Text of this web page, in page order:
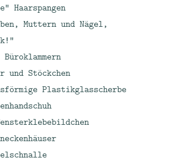
Haarspangen
Muttern und Nägel,
und Stöckchen
Plastikglasscherbe